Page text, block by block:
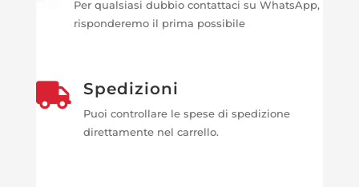
Per qualsiasi dubbio contattaci su WhatsApp,
risponderemo il prima possibile
 Spedizioni
Puoi controllare le spese di spedizione
direttamente nel carrello.